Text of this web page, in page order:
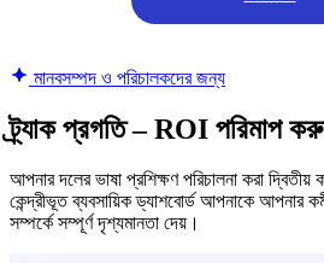
মানবসম্পদ ও পরিচালকদের জন্য
ট্র্যাক প্রগতি – ROI পরিমাপ
আপনার দলের ভাষা প্রশিক্ষণ পরিচালনা করা
কেন্দ্রীভূত ব্যবসায়িক ড্যাশবোর্ড আপনাকে আপনার
সম্পর্কে সম্পূর্ণ দৃশ্যমানতা দেয়।